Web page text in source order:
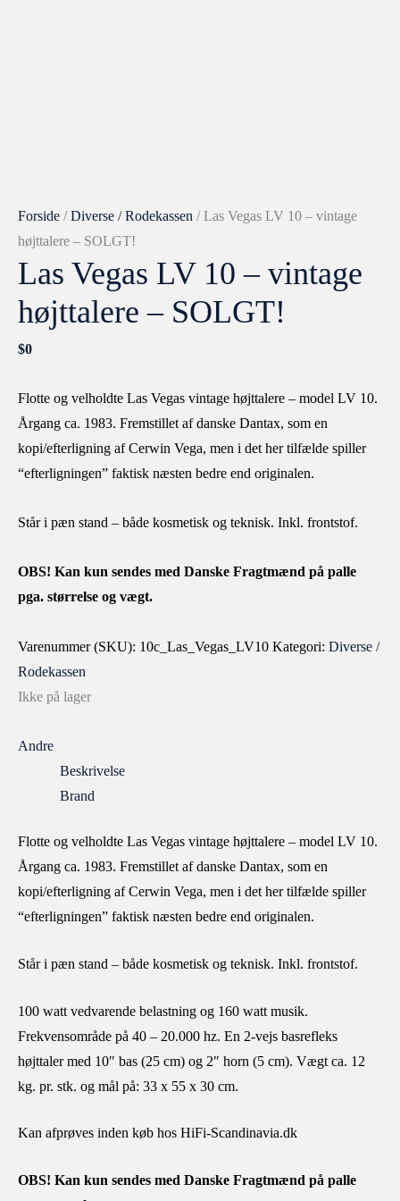
Forside /Diverse / Rodekassen / Las Vegas LV 10 – vintage
højttalere – SOLGT!
Las Vegas LV 10 – vintage
højttalere – SOLGT!
$0
Flotte og velholdte Las Vegas vintage højttalere – model LV 10.
Årgang ca. 1983. Fremstillet af danske Dantax, som en
kopi/efterligning af Cerwin Vega, men i det her tilfælde spiller
“efterligningen” faktisk næsten bedre end originalen.
Står i pæn stand – både kosmetisk og teknisk. Inkl. frontstof.
OBS! Kan kun sendes med Danske Fragtmænd på palle
pga. størrelse og vægt.
Varenummer (SKU): 10c_Las_Vegas_LV10 Kategori: Diverse /
Rodekassen
Ikke på lager
Andre
Beskrivelse
Brand
Flotte og velholdte Las Vegas vintage højttalere – model LV 10.
Årgang ca. 1983. Fremstillet af danske Dantax, som en
kopi/efterligning af Cerwin Vega, men i det her tilfælde spiller
“efterligningen” faktisk næsten bedre end originalen.
Står i pæn stand – både kosmetisk og teknisk. Inkl. frontstof.
100 watt vedvarende belastning og 160 watt musik.
Frekvensområde på 40 – 20.000 hz. En 2-vejs basrefleks
højttaler med 10″ bas (25 cm) og 2″ horn (5 cm). Vægt ca. 12
kg. pr. stk. og mål på: 33 x 55 x 30 cm.
Kan afprøves inden køb hos HiFi-Scandinavia.dk
OBS! Kan kun sendes med Danske Fragtmænd på palle